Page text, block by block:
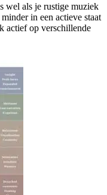
wel als je rustige muziek
in een actieve staat
actief op verschillende